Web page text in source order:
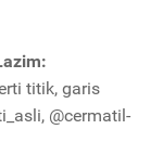
titik, garis
@cermatil-